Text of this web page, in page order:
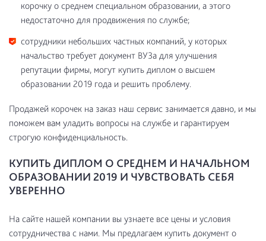
корочку о среднем специальном образовании, а этого
недостаточно для продвижения по службе;
сотрудники небольших частных компаний, у которых
начальство требует документ ВУЗа для улучшения
репутации фирмы, могут купить диплом о высшем
образовании 2019 года и решить проблему.
Продажей корочек на заказ наш сервис занимается давно, и мы
поможем вам уладить вопросы на службе и гарантируем
строгую конфиденциальность.
КУПИТЬ ДИПЛОМ О СРЕДНЕМ И НАЧАЛЬНОМ
ОБРАЗОВАНИИ 2019 И ЧУВСТВОВАТЬ СЕБЯ
УВЕРЕННО
На сайте нашей компании вы узнаете все цены и условия
сотрудничества с нами. Мы предлагаем купить документ о